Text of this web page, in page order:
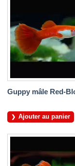
Guppy mâle Red-
Ajouter au panier